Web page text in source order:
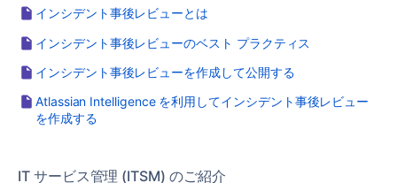
インシデント事後レビューとは
インシデント事後レビューのベスト プラクティス
インシデント事後レビューを作成して公開する
Atlassian Intelligence を利用してインシデント事後レビュー
を作成する
IT サービス管理 (ITSM) のご紹介